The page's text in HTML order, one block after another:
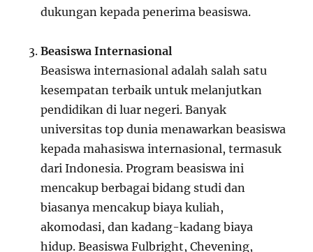
dukungan kepada penerima beasiswa.
Beasiswa Internasional
Beasiswa internasional adalah salah satu
kesempatan terbaik untuk melanjutkan
pendidikan di luar negeri. Banyak
universitas top dunia menawarkan beasiswa
kepada mahasiswa internasional, termasuk
dari Indonesia. Program beasiswa ini
mencakup berbagai bidang studi dan
biasanya mencakup biaya kuliah,
akomodasi, dan kadang-kadang biaya
hidup. Beasiswa Fulbright, Chevening,